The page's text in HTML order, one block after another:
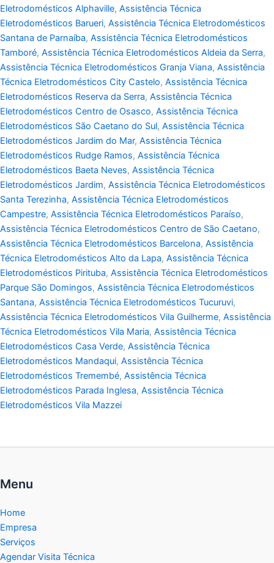
Eletrodomésticos Alphaville, Assistência Técnica
Eletrodomésticos Barueri, Assistência Técnica Eletrodomésticos
Santana de Parnaíba, Assistência Técnica Eletrodomésticos
Tamboré, Assistência Técnica Eletrodomésticos Aldeia da Serra,
Assistência Técnica Eletrodomésticos Granja Viana, Assistência
Técnica Eletrodomésticos City Castelo, Assistência Técnica
Eletrodomésticos Reserva da Serra, Assistência Técnica
Eletrodomésticos Centro de Osasco, Assistência Técnica
Eletrodomésticos São Caetano do Sul, Assistência Técnica
Eletrodomésticos Jardim do Mar, Assistência Técnica
Eletrodomésticos Rudge Ramos, Assistência Técnica
Eletrodomésticos Baeta Neves, Assistência Técnica
Eletrodomésticos Jardim, Assistência Técnica Eletrodomésticos
Santa Terezinha, Assistência Técnica Eletrodomésticos
Campestre, Assistência Técnica Eletrodomésticos Paraíso,
Assistência Técnica Eletrodomésticos Centro de São Caetano,
Assistência Técnica Eletrodomésticos Barcelona, Assistência
Técnica Eletrodomésticos Alto da Lapa, Assistência Técnica
Eletrodomésticos Pirituba, Assistência Técnica Eletrodomésticos
Parque São Domingos, Assistência Técnica Eletrodomésticos
Santana, Assistência Técnica Eletrodomésticos Tucuruvi,
Assistência Técnica Eletrodomésticos Vila Guilherme, Assistência
Técnica Eletrodomésticos Vila Maria, Assistência Técnica
Eletrodomésticos Casa Verde, Assistência Técnica
Eletrodomésticos Mandaqui, Assistência Técnica
Eletrodomésticos Tremembé, Assistência Técnica
Eletrodomésticos Parada Inglesa, Assistência Técnica
Eletrodomésticos Vila Mazzei
Menu
Home
Empresa
Serviços
Agendar Visita Técnica